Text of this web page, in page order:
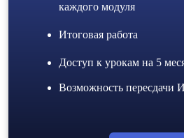
каждого модуля
Итоговая работа
Доступ к урокам на 5
Возможность пересдачи